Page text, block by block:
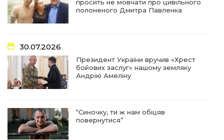
07:17
“Мені й досі сниться син”: чотири роки світлої
11:06
20 лип
За дві доби — серія ворожих ударів по
Барвінківській громаді
14:38
У Барвінковому сталася пожежа у житловій
13:52
10 лип
Посмертні нагороди Героям: у Барвінковому
вшанували полеглих Захисників України
просить не мовчати про цивільного
полоненого Дмитра Павленка
30.07.2026
Президент України вручив «Хрест
бойових заслуг» нашому земляку
Андрію Амеліну
“Синочку, ти ж нам обіцяв
повернутися”